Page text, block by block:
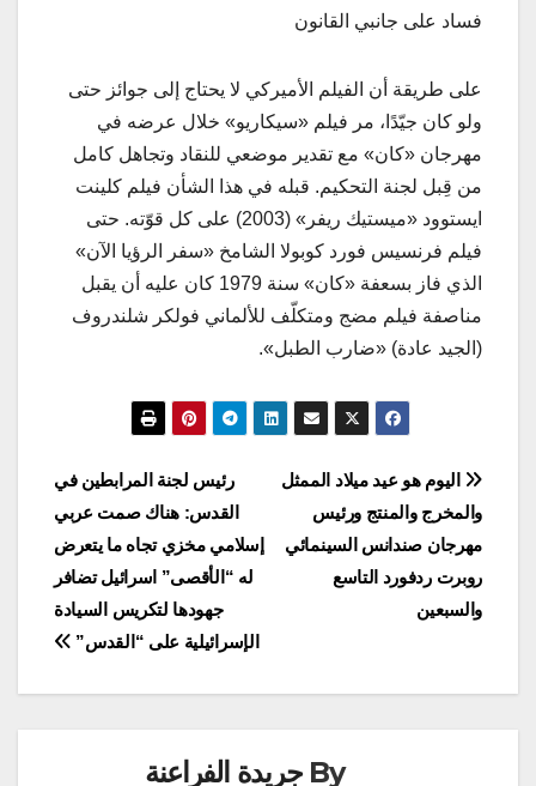
فساد على جانبي القانون
‫على طريقة أن الفيلم الأميركي لا يحتاج إلى جوائز حتى
ولو كان جيّدًا، مر فيلم «سيكاريو» خلال عرضه في
مهرجان «كان» مع تقدير موضعي للنقاد وتجاهل كامل
من قِبل لجنة التحكيم. قبله في هذا الشأن فيلم كلينت
ايستوود «ميستيك ريفر» (2003) على كل قوّته. حتى
فيلم فرنسيس فورد كوبولا الشامخ «سفر الرؤيا الآن»
الذي فاز بسعفة «كان» سنة 1979 كان عليه أن يقبل
مناصفة فيلم مضج ومتكلّف للألماني فولكر شلندروف
(الجيد عادة) «ضارب الطبل».‬
تصفّح
المقالات
رئيس لجنة المرابطين في
القدس: هناك صمت عربي
إسلامي مخزي تجاه ما يتعرض
له “الأقصى” اسرائيل تضافر
جهودها لتكريس السيادة
الإسرائيلية على “القدس”
اليوم هو عيد ميلاد الممثل
والمخرج والمنتج ورئيس
مهرجان صندانس السينمائي
روبرت ردفورد التاسع
والسبعين
By جريدة الفراعنة